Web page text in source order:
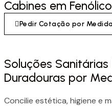
Cabines em Fenólico
Pedir Cotação por
Soluções
Duradouras por
Concilie estética, higiene e